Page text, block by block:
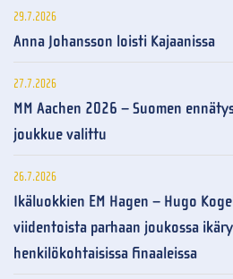
29.7.2026
Anna Johansson loisti Kajaanissa
27.7.2026
MM Aachen 2026 – Suomen
joukkue valittu
26.7.2026
Ikäluokkien EM Hagen – Hugo
viidentoista parhaan joukossa
henkilökohtaisissa finaaleissa